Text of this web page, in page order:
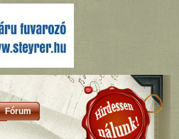
Fórum